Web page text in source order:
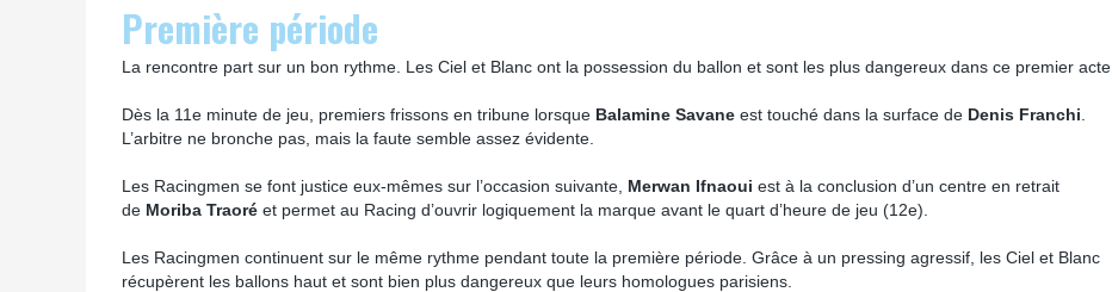
Première période
La rencontre part sur un bon rythme. Les Ciel et Blanc ont la possession du ballon et sont les plus dangereux dans ce premier acte.
Dès la 11e minute de jeu, premiers frissons en tribune lorsque Balamine Savane est touché dans la surface de Denis Franchi
L’arbitre ne bronche pas, mais la faute semble assez évidente.
Les Racingmen se font justice eux-mêmes sur l’occasion suivante, Merwan Ifnaoui est à la conclusion d’un centre en retrait
de Moriba Traoré et permet au Racing d’ouvrir logiquement la marque avant le quart d’heure de jeu (12e).
Les Racingmen continuent sur le même rythme pendant toute la première période. Grâce à un pressing agressif, les Ciel et Blanc
récupèrent les ballons haut et sont bien plus dangereux que leurs homologues parisiens.